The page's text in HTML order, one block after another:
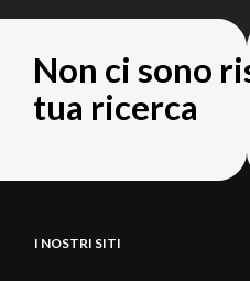
Non ci sono
tua ricerca
I NOSTRI SITI